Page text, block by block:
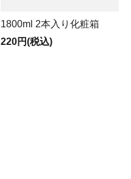
1800ml 2本入り化粧箱
220円(税込)